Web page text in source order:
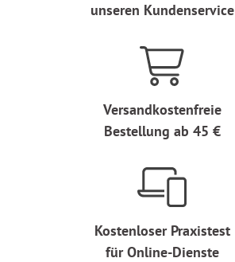
unseren Kundenservice
Versandkostenfreie
Bestellung ab 45 €
Kostenloser Praxistest
für Online-Dienste